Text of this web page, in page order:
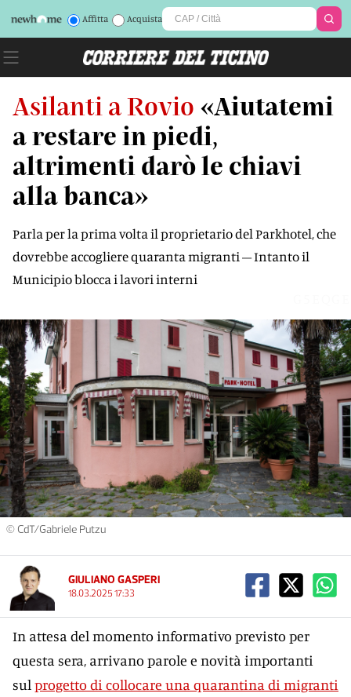
Affitta Acquista
Asilanti a Rovio «Aiutatemi
a restare in piedi,
altrimenti darò le chiavi
alla banca»
Parla per la prima volta il proprietario del Parkhotel, che
dovrebbe accogliere quaranta migranti – Intanto il
Municipio blocca i lavori interni
© CdT/Gabriele Putzu
GIULIANO GASPERI
18.03.2025 17:33
In attesa del momento informativo previsto per
questa sera, arrivano parole e novità importanti
sul progetto di collocare una quarantina di migranti